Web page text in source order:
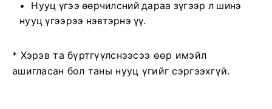
Нууц үгээ өөрчилсний дараа зүгээр л шинэ
нууц үгээрээ нэвтэрнэ үү.
* Хэрэв та бүртгүүлснээсээ өөр имэйл
ашигласан бол таны нууц үгийг сэргээхгүй.